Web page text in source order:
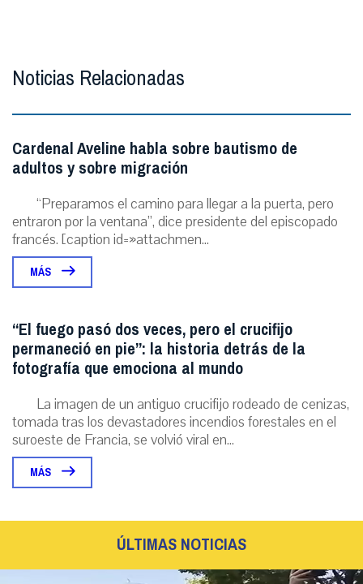
Noticias Relacionadas
Cardenal Aveline habla sobre bautismo de
adultos y sobre migración
“Preparamos el camino para llegar a la puerta, pero
entraron por la ventana”, dice presidente del episcopado
francés. [caption id=»attachmen...
MÁS
“El fuego pasó dos veces, pero el crucifijo
permaneció en pie”: la historia detrás de la
fotografía que emociona al mundo
La imagen de un antiguo crucifijo rodeado de cenizas,
tomada tras los devastadores incendios forestales en el
suroeste de Francia, se volvió viral en...
MÁS
ÚLTIMAS NOTICIAS